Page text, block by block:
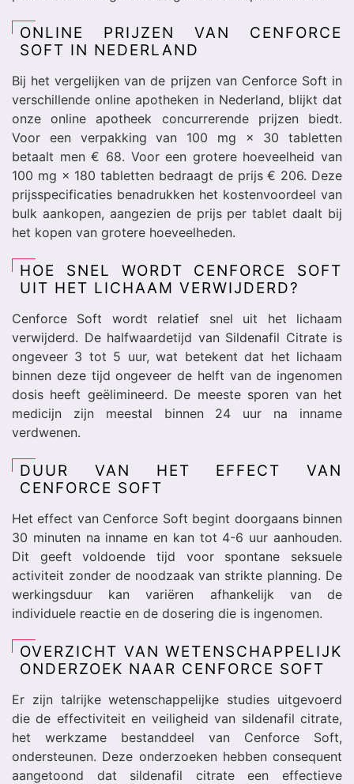
ONLINE PRIJZEN VAN CENFORCE
SOFT IN NEDERLAND
Bij het vergelijken van de prijzen van Cenforce Soft in
verschillende online apotheken in Nederland, blijkt dat
onze online apotheek concurrerende prijzen biedt.
Voor een verpakking van 100 mg × 30 tabletten
betaalt men € 68. Voor een grotere hoeveelheid van
100 mg × 180 tabletten bedraagt de prijs € 206. Deze
prijsspecificaties benadrukken het kostenvoordeel van
bulk aankopen, aangezien de prijs per tablet daalt bij
het kopen van grotere hoeveelheden.
HOE SNEL WORDT CENFORCE SOFT
UIT HET LICHAAM VERWIJDERD?
Cenforce Soft wordt relatief snel uit het lichaam
verwijderd. De halfwaardetijd van Sildenafil Citrate is
ongeveer 3 tot 5 uur, wat betekent dat het lichaam
binnen deze tijd ongeveer de helft van de ingenomen
dosis heeft geëlimineerd. De meeste sporen van het
medicijn zijn meestal binnen 24 uur na inname
verdwenen.
DUUR VAN HET EFFECT VAN
CENFORCE SOFT
Het effect van Cenforce Soft begint doorgaans binnen
30 minuten na inname en kan tot 4-6 uur aanhouden.
Dit geeft voldoende tijd voor spontane seksuele
activiteit zonder de noodzaak van strikte planning. De
werkingsduur kan variëren afhankelijk van de
individuele reactie en de dosering die is ingenomen.
OVERZICHT VAN WETENSCHAPPELIJK
ONDERZOEK NAAR CENFORCE SOFT
Er zijn talrijke wetenschappelijke studies uitgevoerd
die de effectiviteit en veiligheid van sildenafil citrate,
het werkzame bestanddeel van Cenforce Soft,
ondersteunen. Deze onderzoeken hebben consequent
aangetoond dat sildenafil citrate een effectieve